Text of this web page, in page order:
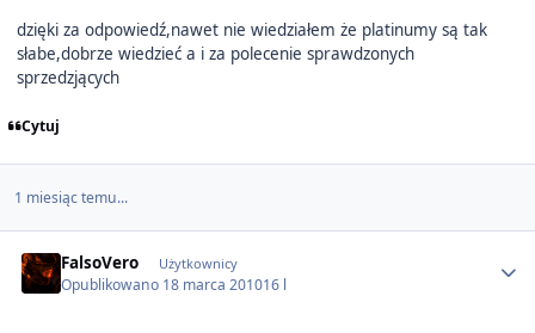
dzięki za odpowiedź,nawet nie wiedziałem że platinumy są tak
słabe,dobrze wiedzieć a i za polecenie sprawdzonych
sprzedzjących
Cytuj
1 miesiąc temu...
FalsoVero Użytkownicy
Opublikowano 18 marca 201016 l